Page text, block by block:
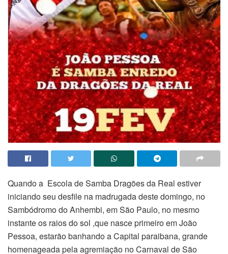
Quando a Escola de Samba Dragões da Real estiver
iniciando seu desfile na madrugada deste domingo, no
Sambódromo do Anhembi, em São Paulo, no mesmo
instante os raios do sol ,que nasce primeiro em João
Pessoa, estarão banhando a Capital paraibana, grande
homenageada pela agremiação no Carnaval de São